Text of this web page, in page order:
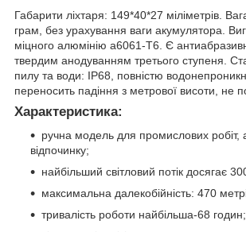
Габарити ліхтаря: 149*40*27 міліметрів.
грам, без урахування ваги акумулятора.
міцного алюмінію а6061-Т6. Є
твердим анодуванням третього ступеня.
пилу та води: IP68, повністю
переносить падіння з метрової висоти, не
Характеристика:
ручна модель для промислових робіт,
відпочинку;
найбільший світловий потік досягає
максимальна далекобійність: 470
тривалість роботи найбільша-68 годин;